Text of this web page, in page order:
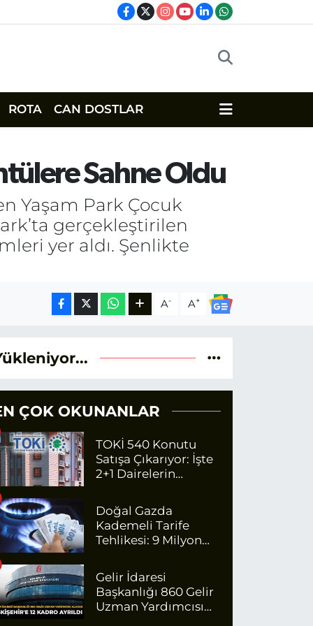
ROTA CAN DOSTLAR
Sahne Oldu
Yaşam Park Çocuk
gerçekleştirilen
yer aldı. Şenlikte
A- A+
ÇOK OKUNANLAR
TOKİ 540 Konutu
Satışa Çıkarıyor: İşte
2+1 Dairelerin
Doğal Gazda
Kademeli Tarife
Tehlikesi: 9 Milyon
Ödeyecek
Gelir İdaresi
Başkanlığı 860 Gelir
Uzman Yardımcısı